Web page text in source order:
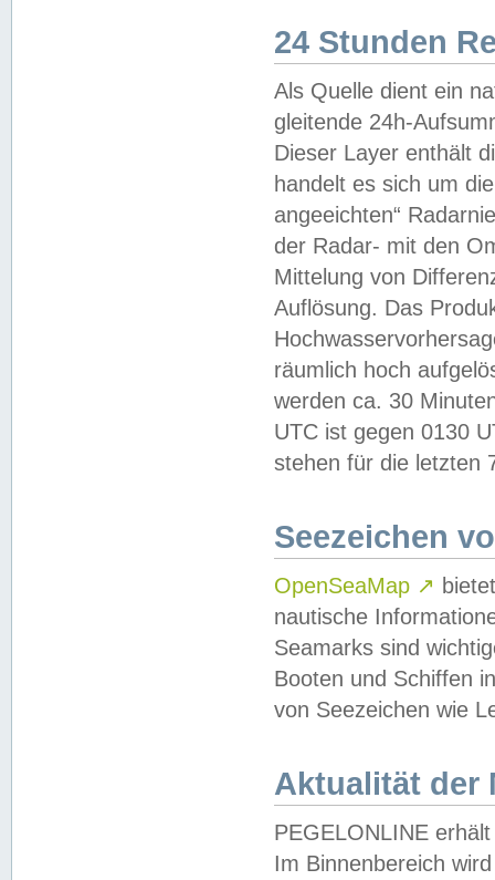
24 Stunden
Als Quelle dient ein
gleitende 24h-
Dieser Layer enthält
handelt es sich um
angeeichten“
der Radar- mit den
Mittelung von
Auflösung. Das
räumlich hoch
werden ca. 30
UTC ist gegen 0130
stehen für die letzten
Seezeichen
OpenSeaMap ↗
nautische
Seamarks sind
Booten und Schiffen
von Seezeichen wie
Aktualität der
PEGELONLINE
Im Binnenbereich